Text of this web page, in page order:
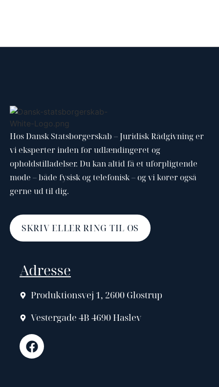
Hos Dansk Statsborgerskab – Juridisk Rådgivning er
vi eksperter inden for udlændingeret og
opholdstilladelser. Du kan altid få et uforpligtende
møde – både fysisk og telefonisk – og vi kører også
gerne ud til dig.
SKRIV ELLER RING TIL OS
Adresse
Produktionsvej 1, 2600 Glostrup
Vestergade 4B 4690 Haslev